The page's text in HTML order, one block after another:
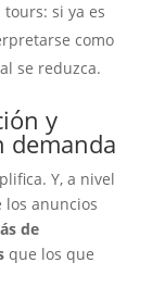
si ya es
como
se reduzca.
y
demanda
Y, a nivel
los anuncios
de
que los que